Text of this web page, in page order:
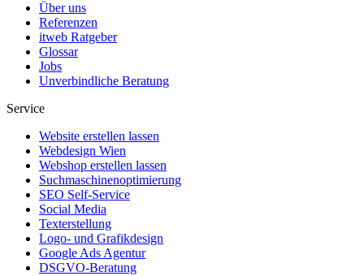
Über uns
Referenzen
itweb Ratgeber
Glossar
Jobs
Unverbindliche Beratung
Service
Website erstellen lassen
Webdesign Wien
Webshop erstellen lassen
Suchmaschinenoptimierung
SEO Self-Service
Social Media
Texterstellung
Logo- und Grafikdesign
Google Ads Agentur
DSGVO-Beratung